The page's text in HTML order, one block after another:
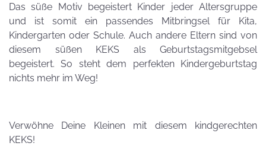
Das süße Motiv begeistert Kinder jeder Altersgruppe
und ist somit ein passendes Mitbringsel für Kita,
Kindergarten oder Schule. Auch andere Eltern sind von
diesem süßen KEKS als Geburtstagsmitgebsel
begeistert. So steht dem perfekten Kindergeburtstag
nichts mehr im Weg!
Verwöhne Deine Kleinen mit diesem kindgerechten
KEKS!